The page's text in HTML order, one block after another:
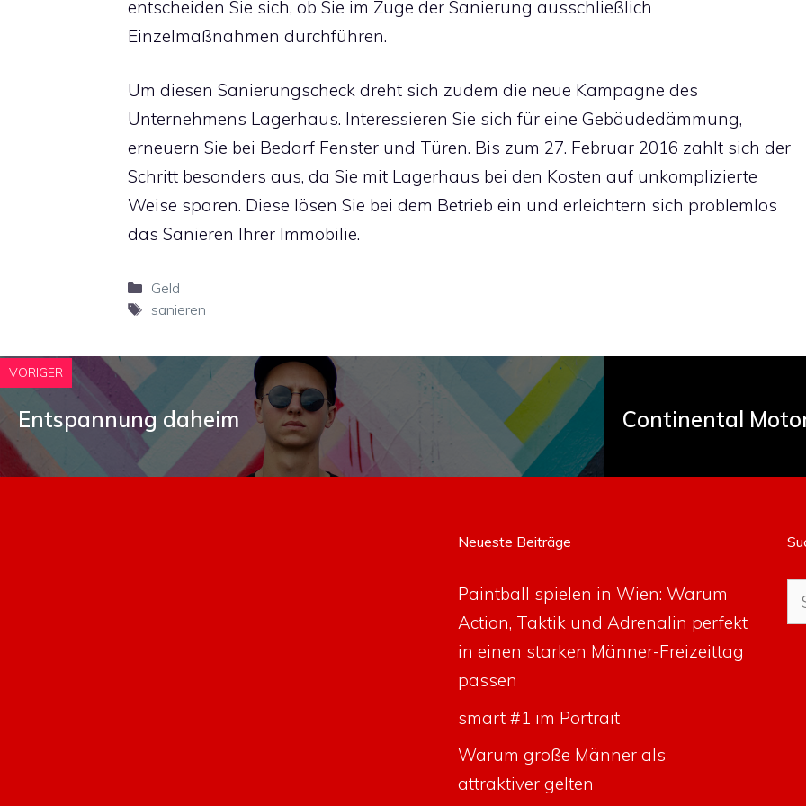
entscheiden Sie sich, ob Sie im Zuge der Sanierung ausschließlich
Einzelmaßnahmen durchführen.
Um diesen Sanierungscheck dreht sich zudem die neue Kampagne des
Unternehmens Lagerhaus. Interessieren Sie sich für eine Gebäudedämmung,
erneuern Sie bei Bedarf Fenster und Türen. Bis zum 27. Februar 2016 zahlt sich der
Schritt besonders aus, da Sie mit Lagerhaus bei den Kosten auf unkomplizierte
Weise sparen. Diese lösen Sie bei dem Betrieb ein und erleichtern sich problemlos
das Sanieren Ihrer Immobilie.
Kategorien
Geld
Schlagwörter
sanieren
VORIGER
Entspannung daheim Continental
Neueste Beiträge
Paintball spielen in Wien: Warum
Action, Taktik und Adrenalin perfekt
in einen starken Männer-Freizeittag
passen
smart #1 im Portrait
Warum große Männer als
attraktiver gelten